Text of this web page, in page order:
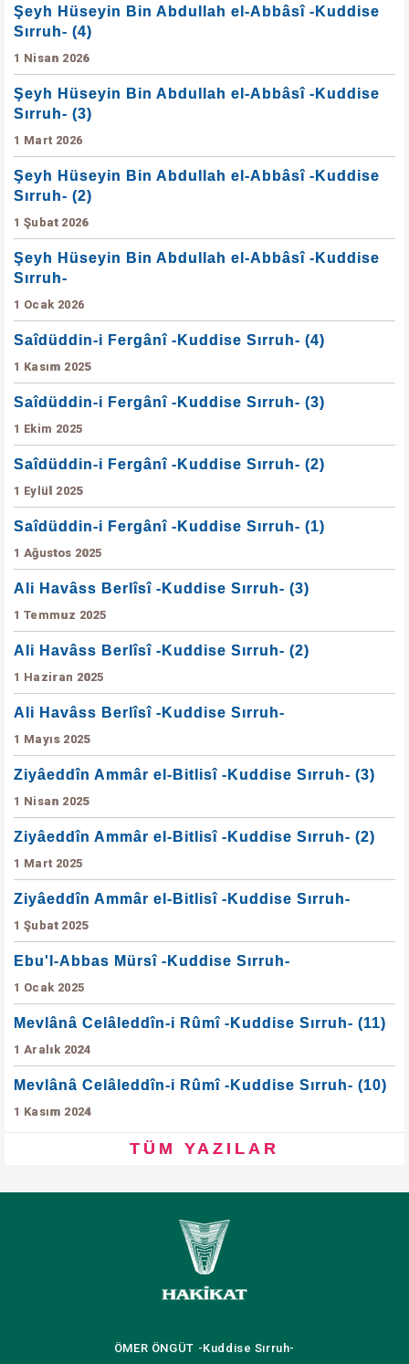
Şeyh Hüseyin Bin Abdullah el-Abbâsî -Kuddise
Sırruh- (4)
1 Nisan 2026
Şeyh Hüseyin Bin Abdullah el-Abbâsî -Kuddise
Sırruh- (3)
1 Mart 2026
Şeyh Hüseyin Bin Abdullah el-Abbâsî -Kuddise
Sırruh- (2)
1 Şubat 2026
Şeyh Hüseyin Bin Abdullah el-Abbâsî -Kuddise
Sırruh-
1 Ocak 2026
Saîdüddin-i Fergânî -Kuddise Sırruh- (4)
1 Kasım 2025
Saîdüddin-i Fergânî -Kuddise Sırruh- (3)
1 Ekim 2025
Saîdüddin-i Fergânî -Kuddise Sırruh- (2)
1 Eylül 2025
Saîdüddin-i Fergânî -Kuddise Sırruh- (1)
1 Ağustos 2025
Ali Havâss Berlîsî -Kuddise Sırruh- (3)
1 Temmuz 2025
Ali Havâss Berlîsî -Kuddise Sırruh- (2)
1 Haziran 2025
Ali Havâss Berlîsî -Kuddise Sırruh-
1 Mayıs 2025
Ziyâeddîn Ammâr el-Bitlisî -Kuddise Sırruh- (3)
1 Nisan 2025
Ziyâeddîn Ammâr el-Bitlisî -Kuddise Sırruh- (2)
1 Mart 2025
Ziyâeddîn Ammâr el-Bitlisî -Kuddise Sırruh-
1 Şubat 2025
Ebu'l-Abbas Mürsî -Kuddise Sırruh-
1 Ocak 2025
Mevlânâ Celâleddîn-i Rûmî -Kuddise Sırruh- (11)
1 Aralık 2024
Mevlânâ Celâleddîn-i Rûmî -Kuddise Sırruh- (10)
1 Kasım 2024
TÜM YAZILAR
ÖMER ÖNGÜT -Kuddise Sırruh-